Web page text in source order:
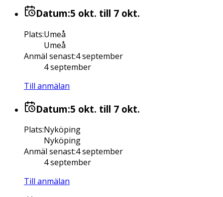
Datum:5 okt. till 7 okt.
Plats:Umeå
Umeå
Anmäl senast:4 september
4 september
Till anmälan
Datum:5 okt. till 7 okt.
Plats:Nyköping
Nyköping
Anmäl senast:4 september
4 september
Till anmälan